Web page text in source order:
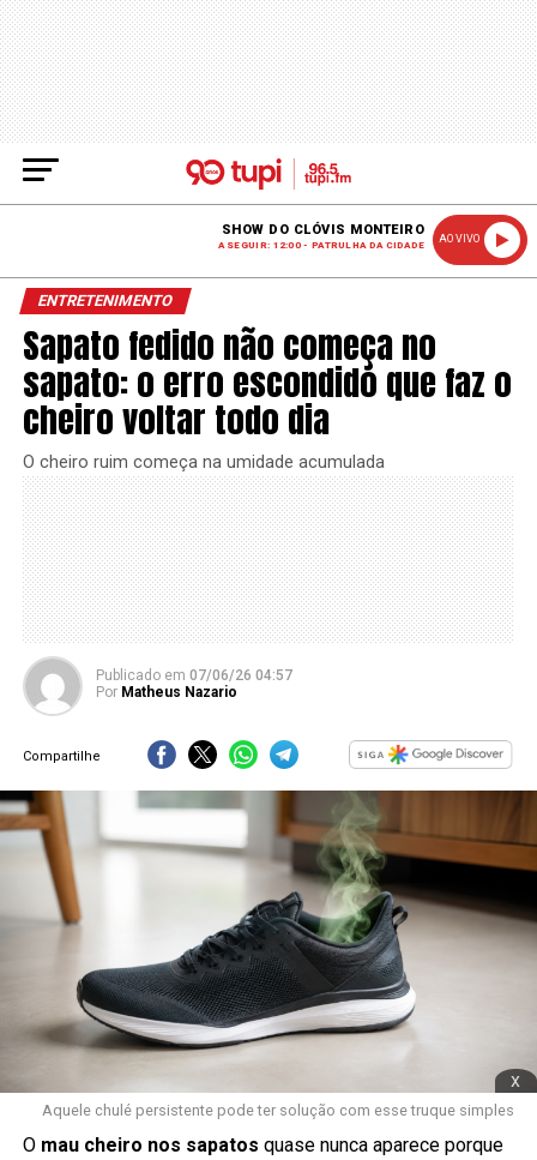
SHOW DO CLÓVIS MONTEIRO
A SEGUIR: 12:00 - PATRULHA DA CIDADE
AO VIVO
ENTRETENIMENTO
Sapato fedido não começa no
sapato: o erro escondido que faz o
cheiro voltar todo dia
O cheiro ruim começa na umidade acumulada
Publicado em 07/06/26 04:57
Por Matheus Nazario
Compartilhe
x
Aquele chulé persistente pode ter solução com esse truque simples
O mau cheiro nos sapatos quase nunca aparece porque